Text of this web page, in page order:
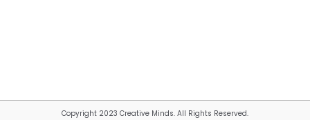
Copyright 2023 Creative Minds. All Rights Reserved.